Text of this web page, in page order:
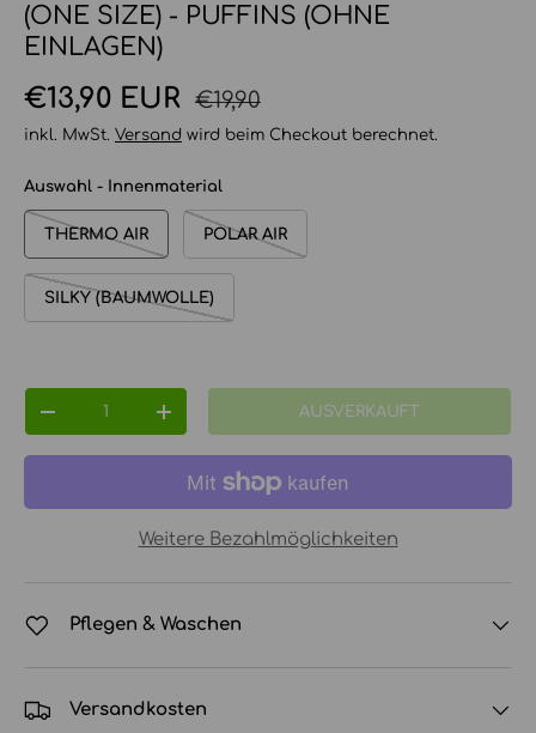
(ONE SIZE) - PUFFINS (OHNE
EINLAGEN)
Verkaufspreis
€13,90 EUR Normaler Preis
€19,90
inkl. MwSt. Versand wird beim Checkout berechnet.
Auswahl - Innenmaterial
THERMO AIR POLAR AIR
SILKY (BAUMWOLLE)
MENGE VERRINGERNMENGE ERHÖHENAUSVERKAUFT
Weitere Bezahlmöglichkeiten
Pflegen & Waschen
Versandkosten